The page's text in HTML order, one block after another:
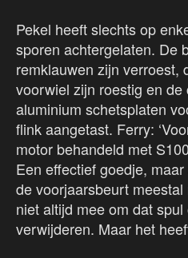
Pekel heeft slechts op
sporen achtergelaten. De
remklauwen zijn verroest,
voorwiel zijn roestig en de
aluminium schetsplaten
flink aangetast. Ferry:
motor behandeld met
Een effectief goedje,
de voorjaarsbeurt
niet altijd mee om dat
verwijderen. Maar het